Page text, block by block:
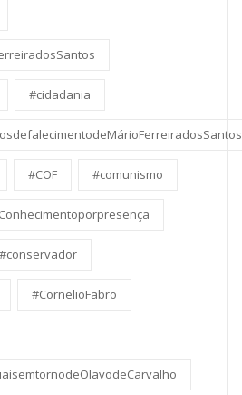
#cidadania
#COF #comunismo
#conservador
#CornelioFabro